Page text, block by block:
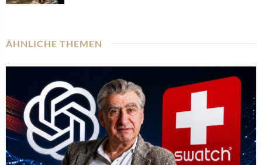
ÄHNLICHE THEMEN